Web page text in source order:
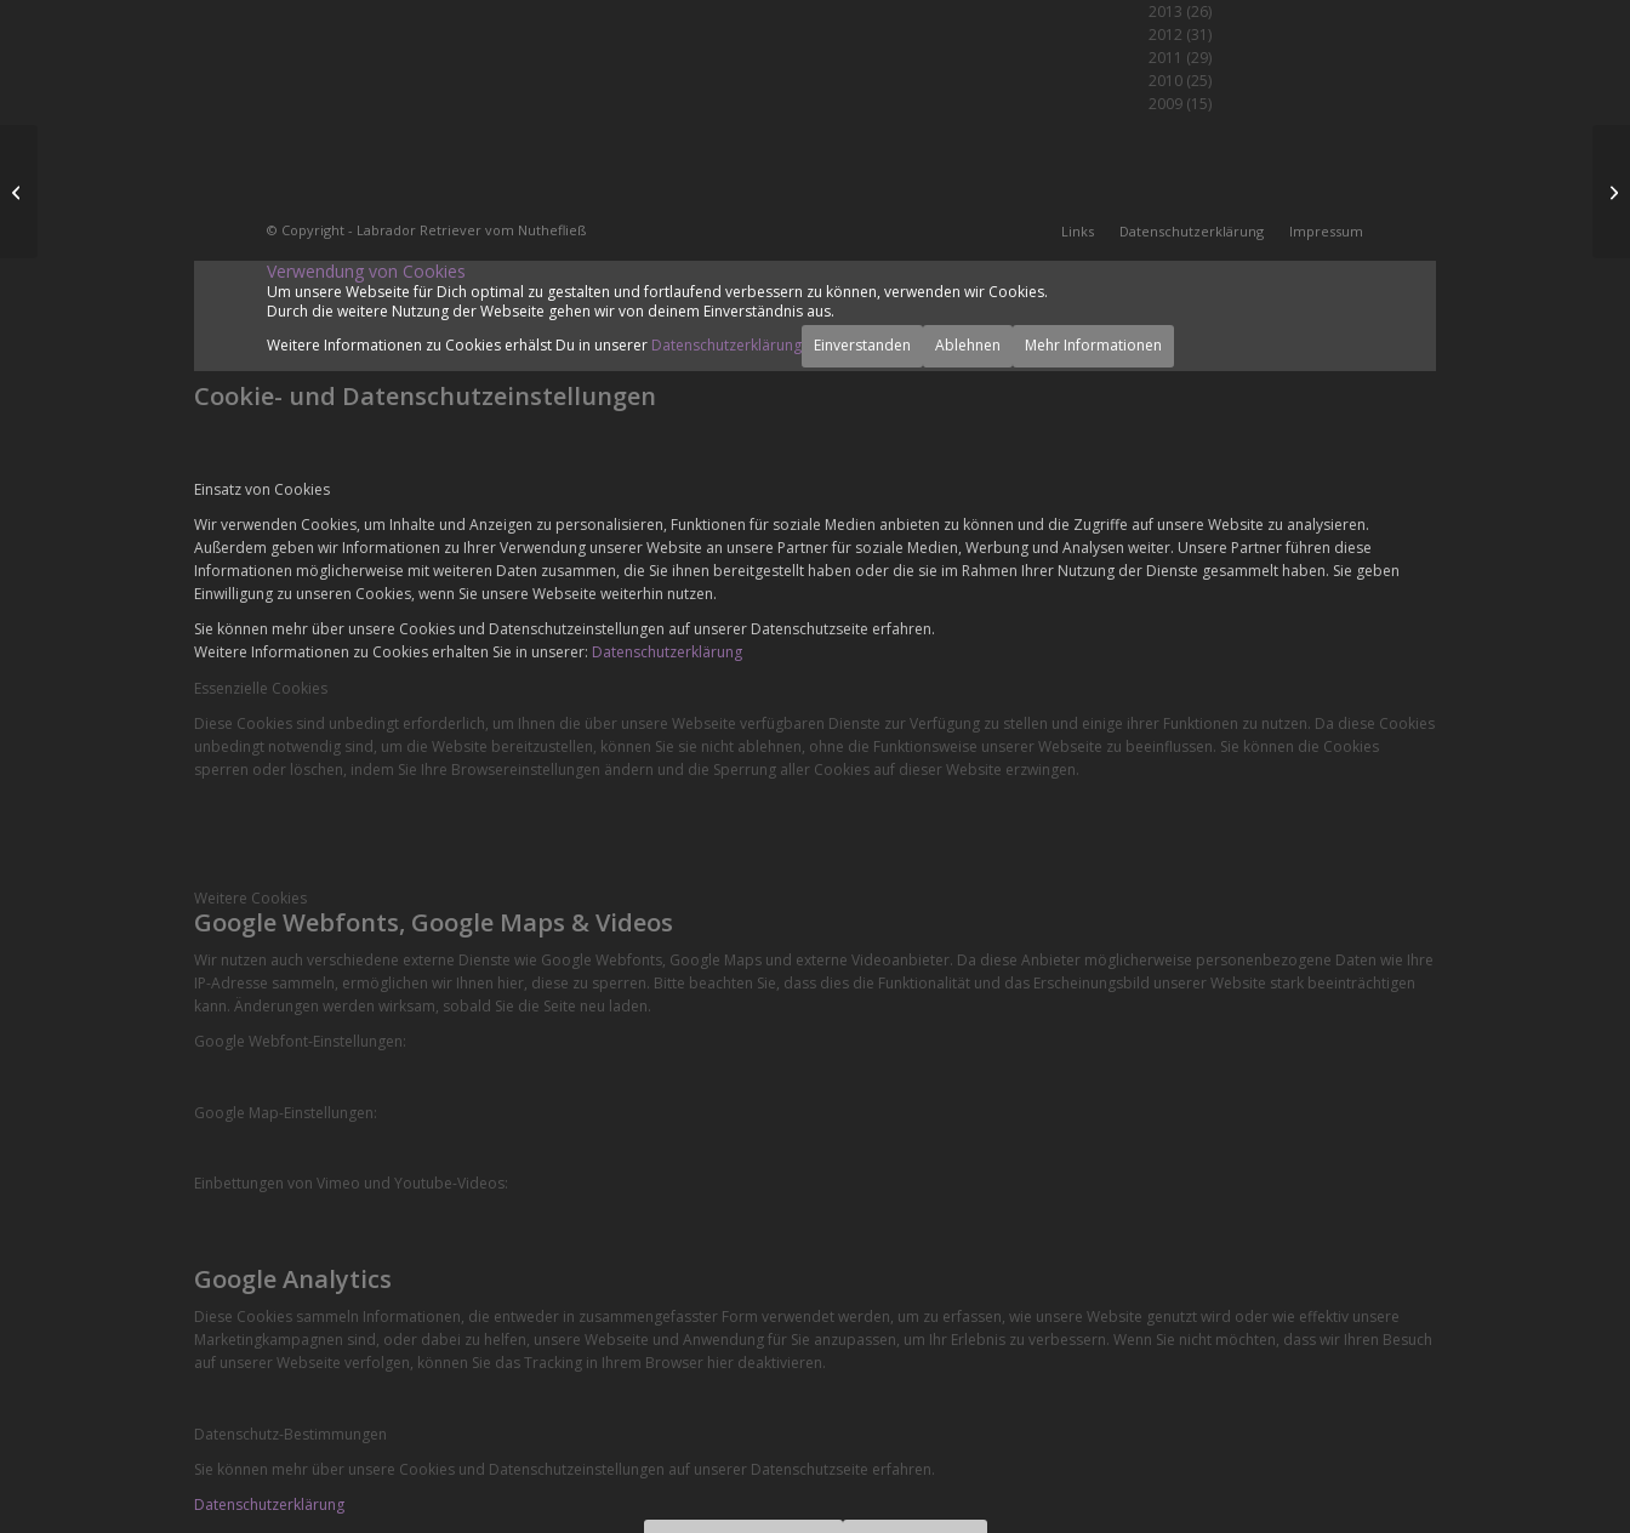
2013 (26)
2012 (31)
2011 (29)
2010(25)
2009(15)
© Copyright - Labrador Retriever vom Nuthefließ Links Datenschutzerklärung Impressum
Verwendung von Cookies
Um unsere Webseite für Dich optimal zu gestalten und fortlaufend verbessern zu können, verwenden wir Cookies.
Durch die weitere Nutzung der Webseite gehen wir von deinem Einverständnis aus.
Weitere Informationen zu Cookies erhälst Du in unserer Datenschutzerklärung Einverstanden Ablehnen Mehr Informationen
Cookie- und Datenschutzeinstellungen
Einsatz von Cookies
Wir verwenden Cookies, um Inhalte und Anzeigen zu personalisieren, Funktionen für soziale Medien anbieten zu können und die Zugriffe auf unsere Website zu analysieren.
Außerdem geben wir Informationen zu Ihrer Verwendung unserer Website an unsere Partner für soziale Medien, Werbung und Analysen weiter. Unsere Partner führen diese
Informationen möglicherweise mit weiteren Daten zusammen, die Sie ihnen bereitgestellt haben oder die sie im Rahmen Ihrer Nutzung der Dienste gesammelt haben. Sie geben
Einwilligung zu unseren Cookies, wenn Sie unsere Webseite weiterhin nutzen.
Sie können mehr über unsere Cookies und Datenschutzeinstellungen auf unserer Datenschutzseite erfahren.
Weitere Informationen zu Cookies erhalten Sie in unserer: Datenschutzerklärung
Essenzielle Cookies
Diese Cookies sind unbedingt erforderlich, um Ihnen die über unsere Webseite verfügbaren Dienste zur Verfügung zu stellen und einige ihrer Funktionen zu nutzen. Da diese Cookies
unbedingt notwendig sind, um die Website bereitzustellen, können Sie sie nicht ablehnen, ohne die Funktionsweise unserer Webseite zu beeinflussen. Sie können die Cookies
sperren oder löschen, indem Sie Ihre Browsereinstellungen ändern und die Sperrung aller Cookies auf dieser Website erzwingen.
Weitere Cookies
Google Webfonts, Google Maps & Videos
Wir nutzen auch verschiedene externe Dienste wie Google Webfonts, Google Maps und externe Videoanbieter. Da diese Anbieter möglicherweise personenbezogene Daten wie Ihre
IP-Adresse sammeln, ermöglichen wir Ihnen hier, diese zu sperren. Bitte beachten Sie, dass dies die Funktionalität und das Erscheinungsbild unserer Website stark beeinträchtigen
kann. Änderungen werden wirksam, sobald Sie die Seite neu laden.
Google Webfont-Einstellungen:
Google Map-Einstellungen:
Einbettungen von Vimeo und Youtube-Videos:
Google Analytics
Diese Cookies sammeln Informationen, die entweder in zusammengefasster Form verwendet werden, um zu erfassen, wie unsere Website genutzt wird oder wie effektiv unsere
Marketingkampagnen sind, oder dabei zu helfen, unsere Webseite und Anwendung für Sie anzupassen, um Ihr Erlebnis zu verbessern. Wenn Sie nicht möchten, dass wir Ihren Besuch
auf unserer Webseite verfolgen, können Sie das Tracking in Ihrem Browser hier deaktivieren.
Datenschutz-Bestimmungen
Sie können mehr über unsere Cookies und Datenschutzeinstellungen auf unserer Datenschutzseite erfahren.
Datenschutzerklärung